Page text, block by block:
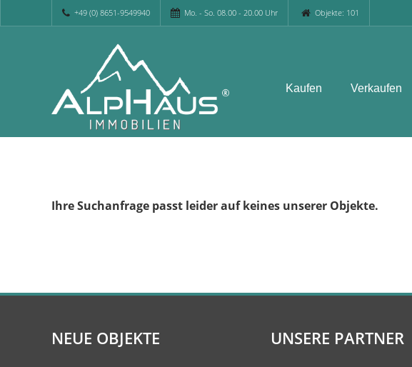
+49 (0) 8651-9549940 Mo. - So. 08.00 - 20.00 Uhr Objekte: 101
Kaufen Verkaufen
Ihre Suchanfrage passt leider auf keines unserer Objekte.
NEUE OBJEKTE UNSERE PARTNER